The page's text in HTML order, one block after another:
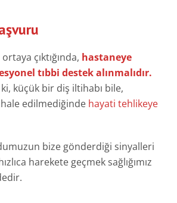
çıktığında, hastaneye
tıbbi destek alınmalıdır.
küçük bir diş iltihabı bile,
edilmediğinde hayati tehlikeye
bize gönderdiği sinyalleri
harekete geçmek sağlığımız